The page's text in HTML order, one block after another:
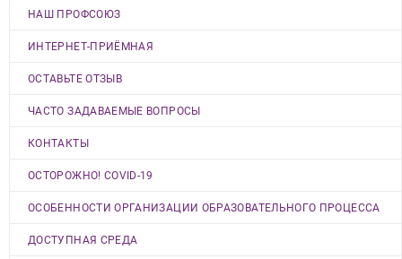
НАШ ПРОФСОЮЗ
ИНТЕРНЕТ-ПРИЁМНАЯ
ОСТАВЬТЕ ОТЗЫВ
ЧАСТО ЗАДАВАЕМЫЕ ВОПРОСЫ
КОНТАКТЫ
ОСТОРОЖНО! COVID-19
ОСОБЕННОСТИ ОРГАНИЗАЦИИ ОБРАЗОВАТЕЛЬНОГО ПРОЦЕССА
ДОСТУПНАЯ СРЕДА